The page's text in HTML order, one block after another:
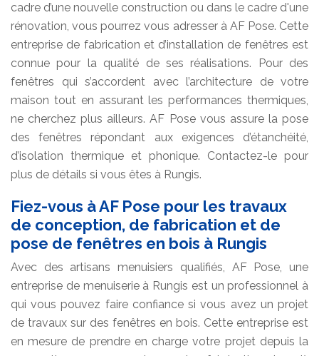
cadre d’une nouvelle construction ou dans le cadre d'une
rénovation, vous pourrez vous adresser à AF Pose. Cette
entreprise de fabrication et d’installation de fenêtres est
connue pour la qualité de ses réalisations. Pour des
fenêtres qui s’accordent avec l’architecture de votre
maison tout en assurant les performances thermiques,
ne cherchez plus ailleurs. AF Pose vous assure la pose
des fenêtres répondant aux exigences d’étanchéité,
d’isolation thermique et phonique. Contactez-le pour
plus de détails si vous êtes à Rungis.
Fiez-vous à AF Pose pour les travaux
de conception, de fabrication et de
pose de fenêtres en bois à Rungis
Avec des artisans menuisiers qualifiés, AF Pose, une
entreprise de menuiserie à Rungis est un professionnel à
qui vous pouvez faire confiance si vous avez un projet
de travaux sur des fenêtres en bois. Cette entreprise est
en mesure de prendre en charge votre projet depuis la